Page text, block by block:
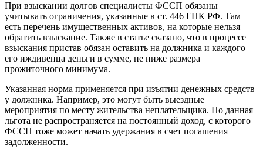
При взыскании долгов специалисты ФССП обязаны
учитывать ограничения, указанные в ст. 446 ГПК РФ. Там
есть перечень имущественных активов, на которые нельзя
обратить взыскание. Также в статье сказано, что в процессе
взыскания пристав обязан оставить на должника и каждого
его иждивенца деньги в сумме, не ниже размера
прожиточного минимума.
Указанная норма применяется при изъятии денежных средств
у должника. Например, это могут быть выездные
мероприятия по месту жительства неплательщика. Но данная
льгота не распространяется на постоянный доход, с которого
ФССП тоже может начать удержания в счет погашения
задолженности.